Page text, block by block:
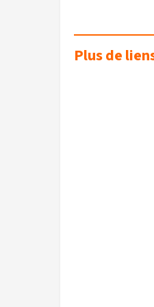
Plus de